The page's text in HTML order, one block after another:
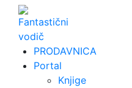
Skip
content
PRODAVNICA
Portal
Knjige